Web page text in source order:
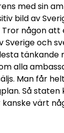
med sin
bild av
Tror någon
Sverige och
tänkande
alla
Man får
Så staten
kanske värt